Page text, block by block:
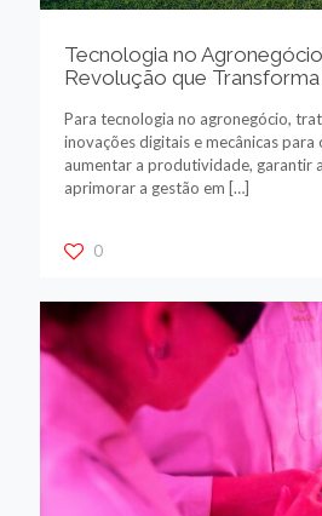
Tecnologia no
Revolução que
Para tecnologia no agronegócio,
inovações digitais e mecânicas para
aumentar a produtividade, garantir
aprimorar a gestão em […]
0